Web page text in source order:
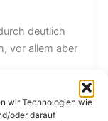
wir Technologien wie
oder darauf
deutlich
vor allem aber